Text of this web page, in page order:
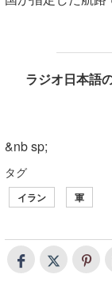
ラジオ日本語
&nb sp;
タグ
イラン 軍